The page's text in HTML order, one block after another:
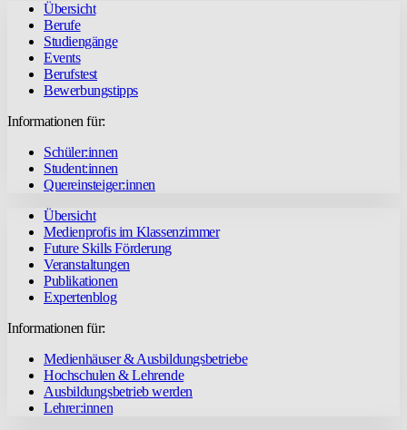
Übersicht
Berufe
Studiengänge
Events
Berufstest
Bewerbungstipps
Informationen für:
Schüler:innen
Student:innen
Quereinsteiger:innen
Übersicht
Medienprofis im Klassenzimmer
Future Skills Förderung
Veranstaltungen
Publikationen
Expertenblog
Informationen für:
Medienhäuser & Ausbildungsbetriebe
Hochschulen & Lehrende
Ausbildungsbetrieb werden
Lehrer:innen